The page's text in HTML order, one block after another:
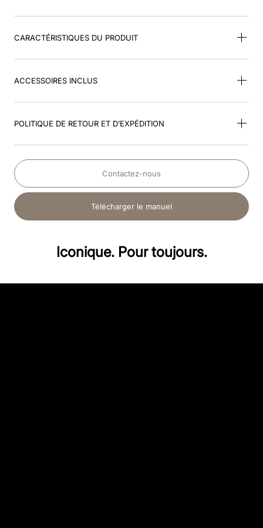
CARACTÉRISTIQUES DU PRODUIT
ACCESSOIRES INCLUS
POLITIQUE DE RETOUR ET D’EXPÉDITION
Contactez-nous
Télécharger le manuel
Iconique. Pour toujours.